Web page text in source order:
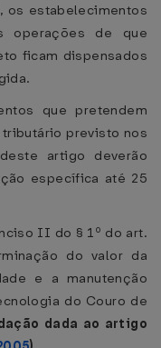
os estabelecimentos
operações de que
ficam dispensados
que pretendem
previsto nos
artigo deverão
específica até 25
II do § 1º do art.
do valor da
e a manutenção
do Couro de
dada ao artigo